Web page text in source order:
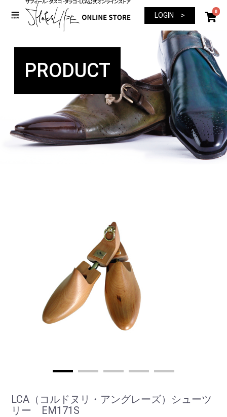
LOGIN > 0
PRODUCT
LCA（コルドヌリ・アングレーズ）シューツ
リー EM171S